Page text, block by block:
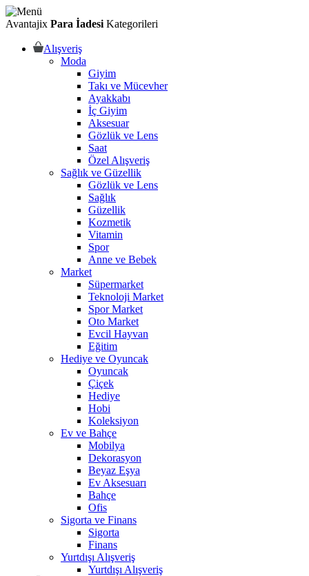
Avantajix Para İadesi Kategorileri
Alışveriş
Moda
Giyim
Takı ve Mücevher
Ayakkabı
İç Giyim
Aksesuar
Gözlük ve Lens
Saat
Özel Alışveriş
Sağlık ve Güzellik
Gözlük ve Lens
Sağlık
Güzellik
Kozmetik
Vitamin
Spor
Anne ve Bebek
Market
Süpermarket
Teknoloji Market
Spor Market
Oto Market
Evcil Hayvan
Eğitim
Hediye ve Oyuncak
Oyuncak
Çiçek
Hediye
Hobi
Koleksiyon
Ev ve Bahçe
Mobilya
Dekorasyon
Beyaz Eşya
Ev Aksesuarı
Bahçe
Ofis
Sigorta ve Finans
Sigorta
Finans
Yurtdışı Alışveriş
Yurtdışı Alışveriş